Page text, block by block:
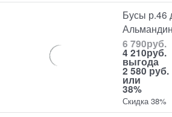
Бусы р.46
6 790руб.
4 210руб.
выгода
2 580 руб.
или
38%
Скидка 38%